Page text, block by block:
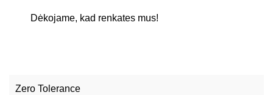
Dėkojame, kad renkates mus!
Zero Tolerance